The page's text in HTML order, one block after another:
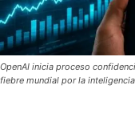
OpenAI inicia proceso
fiebre mundial por la